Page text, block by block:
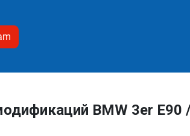
BMW 3er E90